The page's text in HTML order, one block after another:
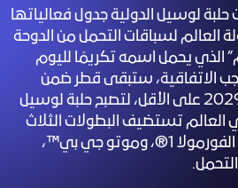
وسّعت حلبة لوسيل الدولية جدول فعالياتها
العالم لسباقات التحمل من الدوحة
“قطر 1812 كم” الذي يحمل اسمه تكريمًا لليوم
الاتفاقية، ستبقى قطر ضمن
جدول البطولة حتى عام 2029 على الأقل، لتصبح حلبة لوسيل
تستضيف البطولات الثلاث
الكبرى لرياضة المحركات: الفورمولا 1®، وموتو جي بي™،